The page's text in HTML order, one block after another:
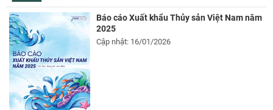
Báo cáo Xuất khẩu Thủy sản Việt Nam năm
2025
Cập nhật: 16/01/2026